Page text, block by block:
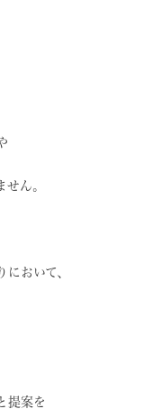
せん。
において、
提案を